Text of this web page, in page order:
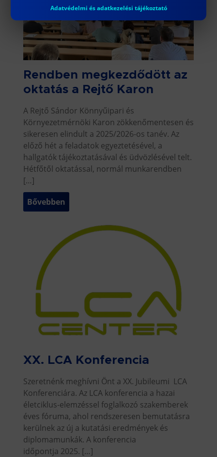
Rendben megkezdődött az
oktatás a Rejtő Karon
A Rejtő Sándor Könnyűipari és
Környezetmérnöki Karon zökkenőmentesen és
sikeresen elindult a 2025/2026-os tanév. Az
előző hét a feladatok egyeztetésével, a
hallgatók tájékoztatásával és üdvözlésével telt.
Hétfőtől oktatással, normál munkarendben
[…]
Bővebben
XX. LCA Konferencia
Szeretnénk meghívni Önt a XX. Jubileumi LCA
Konferenciára. Az LCA konferencia a hazai
életciklus-elemzéssel foglalkozó szakemberek
éves fóruma, ahol rendszeresen bemutatásra
kerülnek az új a kutatási eredmények és
diplomamunkák. A konferencia
időpontja 2025. […]
Adatvédelmi és adatkezelési tájékoztató